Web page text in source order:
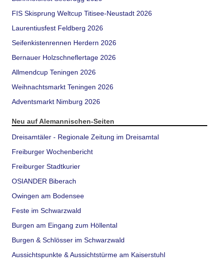
FIS Skisprung Weltcup Titisee-Neustadt 2026
Laurentiusfest Feldberg 2026
Seifenkistenrennen Herdern 2026
Bernauer Holzschneflertage 2026
Allmendcup Teningen 2026
Weihnachtsmarkt Teningen 2026
Adventsmarkt Nimburg 2026
Neu auf Alemannischen-Seiten
Dreisamtäler - Regionale Zeitung im Dreisamtal
Freiburger Wochenbericht
Freiburger Stadtkurier
OSIANDER Biberach
Owingen am Bodensee
Feste im Schwarzwald
Burgen am Eingang zum Höllental
Burgen & Schlösser im Schwarzwald
Aussichtspunkte & Aussichtstürme am Kaiserstuhl